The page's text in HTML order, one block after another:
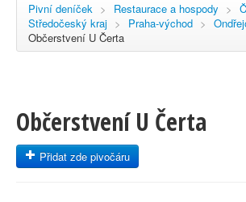
Pivní deníček > Restaurace a hospody >
Středočeský kraj > Praha-východ >
Občerstvení U Čerta
Občerstvení U Čerta
Přidat zde pivočáru